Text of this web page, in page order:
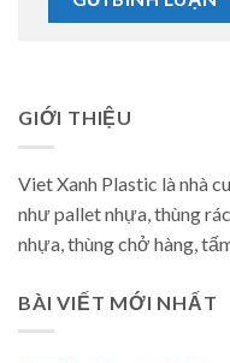
GIỚI THIỆU
Viet Xanh Plastic là nhà
như pallet nhựa, thùng
nhựa, thùng chở hàng,
BÀI VIẾT MỚI NHẤT